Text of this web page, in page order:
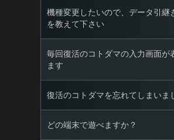
機種変更したいので、データ引継
を教えて下さい
毎回復活のコトダマの入力画面が
ます
復活のコトダマを忘れてしまいま
どの端末で遊べますか？